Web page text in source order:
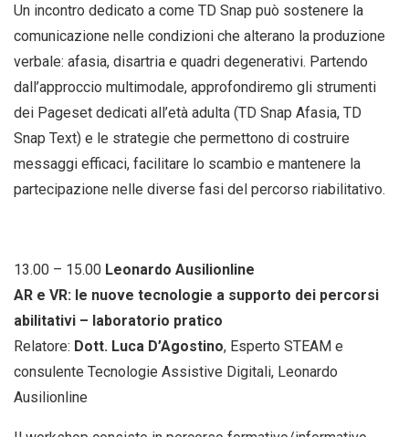
Un incontro dedicato a come TD Snap può sostenere la
comunicazione nelle condizioni che alterano la produzione
verbale: afasia, disartria e quadri degenerativi. Partendo
dall’approccio multimodale, approfondiremo gli strumenti
dei Pageset dedicati all’età adulta (TD Snap Afasia, TD
Snap Text) e le strategie che permettono di costruire
messaggi efficaci, facilitare lo scambio e mantenere la
partecipazione nelle diverse fasi del percorso riabilitativo.
13.00 – 15.00 Leonardo Ausilionline
AR e VR: le nuove tecnologie a supporto dei percorsi
abilitativi – laboratorio pratico
Relatore: Dott. Luca D’Agostino, Esperto STEAM e
consulente Tecnologie Assistive Digitali, Leonardo
Ausilionline